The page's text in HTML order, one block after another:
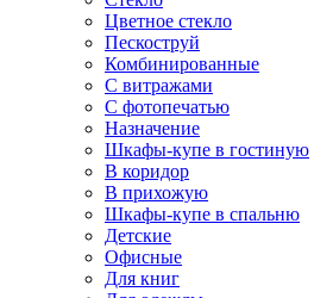
Цветное стекло
Пескоструй
Комбинированные
С витражами
С фотопечатью
Назначение
Шкафы-купе в гостиную
В коридор
В прихожую
Шкафы-купе в спальню
Детские
Офисные
Для книг